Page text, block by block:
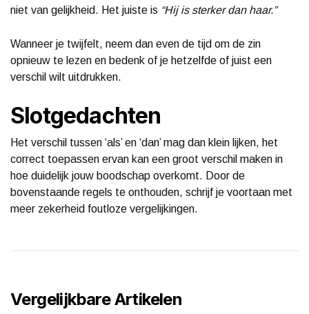
niet van gelijkheid. Het juiste is “Hij is sterker dan haar.”
Wanneer je twijfelt, neem dan even de tijd om de zin
opnieuw te lezen en bedenk of je hetzelfde of juist een
verschil wilt uitdrukken.
Slotgedachten
Het verschil tussen ‘als’ en ‘dan’ mag dan klein lijken, het
correct toepassen ervan kan een groot verschil maken in
hoe duidelijk jouw boodschap overkomt. Door de
bovenstaande regels te onthouden, schrijf je voortaan met
meer zekerheid foutloze vergelijkingen.
Vergelijkbare Artikelen